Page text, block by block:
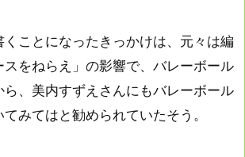
くことになったきっかけは、元々は編
をねらえ」の影響で、バレーボール
ら、美内すずえさんにもバレーボール
みてはと勧められていたそう。